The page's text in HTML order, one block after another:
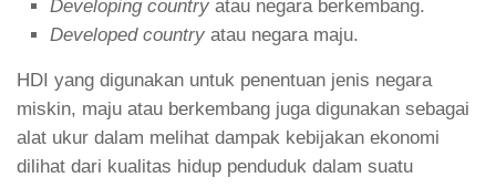
Developing country atau negara berkembang.
Developed country atau negara maju.
HDI yang digunakan untuk penentuan jenis negara
miskin, maju atau berkembang juga digunakan sebagai
alat ukur dalam melihat dampak kebijakan ekonomi
dilihat dari kualitas hidup penduduk dalam suatu